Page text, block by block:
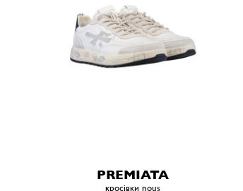
PREMIATA
кросівки nous